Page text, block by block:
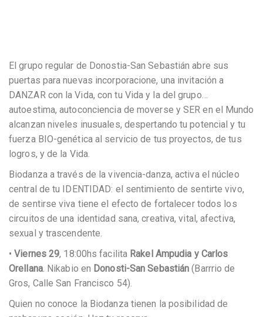
El grupo regular de Donostia-San Sebastián abre sus
puertas para nuevas incorporacione, una invitación a
DANZAR con la Vida, con tu Vida y la del grupo…
autoestima, autoconciencia de moverse y SER en el Mundo
alcanzan niveles inusuales, despertando tu potencial y tu
fuerza BIO-genética al servicio de tus proyectos, de tus
logros, y de la Vida.
Biodanza a través de la vivencia-danza, activa el núcleo
central de tu IDENTIDAD: el sentimiento de sentirte vivo,
de sentirse viva tiene el efecto de fortalecer todos los
circuitos de una identidad sana, creativa, vital, afectiva,
sexual y trascendente.
•Viernes 29, 18:00hs facilita Rakel Ampudia y Carlos
Orellana. Nikabio en Donosti-San Sebastián (Barrrio de
Gros, Calle San Francisco 54).
Quien no conoce la Biodanza tienen la posibilidad de